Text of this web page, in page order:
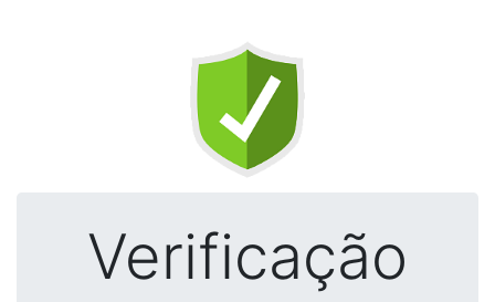
Verificação